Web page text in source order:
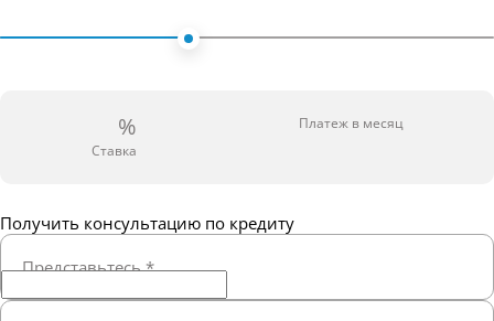
%
Ставка
Платеж в месяц
Получить консультацию по кредиту
Представьтесь*